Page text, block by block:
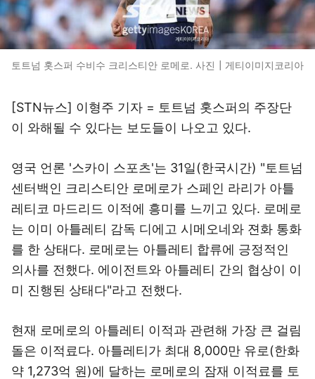
토트넘 홋스퍼 수비수 크리스티안 로메로. 사진┃게티이미지코리아
[STN뉴스] 이형주 기자 = 토트넘 홋스퍼의 주장단
이 와해될 수 있다는 보도들이 나오고 있다.
영국 언론 '스카이 스포츠'는 31일(한국시간) "토트넘
센터백인 크리스티안 로메로가 스페인 라리가 아틀
레티코 마드리드 이적에 흥미를 느끼고 있다. 로메로
는 이미 아틀레티 감독 디에고 시메오네와 젼화 통화
를 한 상태다. 로메로는 아틀레티 합류에 긍정적인
의사를 전했다. 에이전트와 아틀레티 간의 협상이 이
미 진행된 상태다"라고 전했다.
현재 로메로의 아틀레티 이적과 관련해 가장 큰 걸림
돌은 이적료다. 아틀레티가 최대 8,000만 유로(한화
약 1,273억 원)에 달하는 로메로의 잠재 이적료를 토